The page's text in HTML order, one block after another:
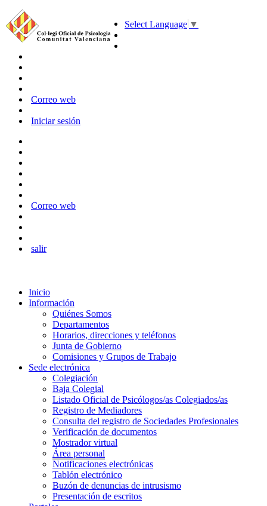
Select Language ▼
Correo web
Iniciar sesión
Correo web
salir
Inicio
Información
Quiénes Somos
Departamentos
Horarios, direcciones y teléfonos
Junta de Gobierno
Comisiones y Grupos de Trabajo
Sede electrónica
Colegiación
Baja Colegial
Listado Oficial de Psicólogos/as Colegiados/as
Registro de Mediadores
Consulta del registro de Sociedades Profesionales
Verificación de documentos
Mostrador virtual
Área personal
Notificaciones electrónicas
Tablón electrónico
Buzón de denuncias de intrusismo
Presentación de escritos